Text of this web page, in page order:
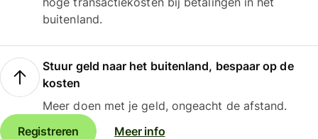
buitenland.
Stuur geld naar het buitenland, bespaar op de
kosten
Meer doen met je geld, ongeacht de afstand.
Registreren
Meer info